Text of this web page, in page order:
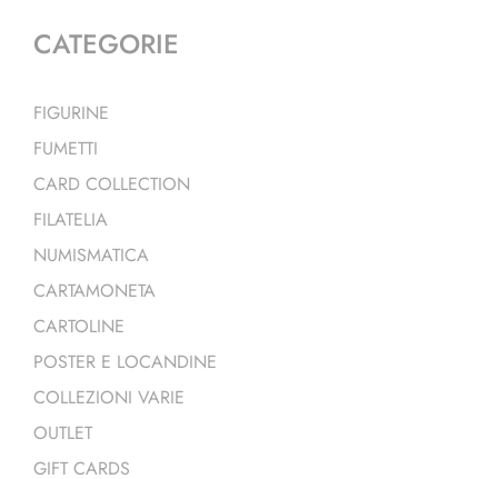
CATEGORIE
FIGURINE
FUMETTI
CARD COLLECTION
FILATELIA
NUMISMATICA
CARTAMONETA
CARTOLINE
POSTER E LOCANDINE
COLLEZIONI VARIE
OUTLET
GIFT CARDS